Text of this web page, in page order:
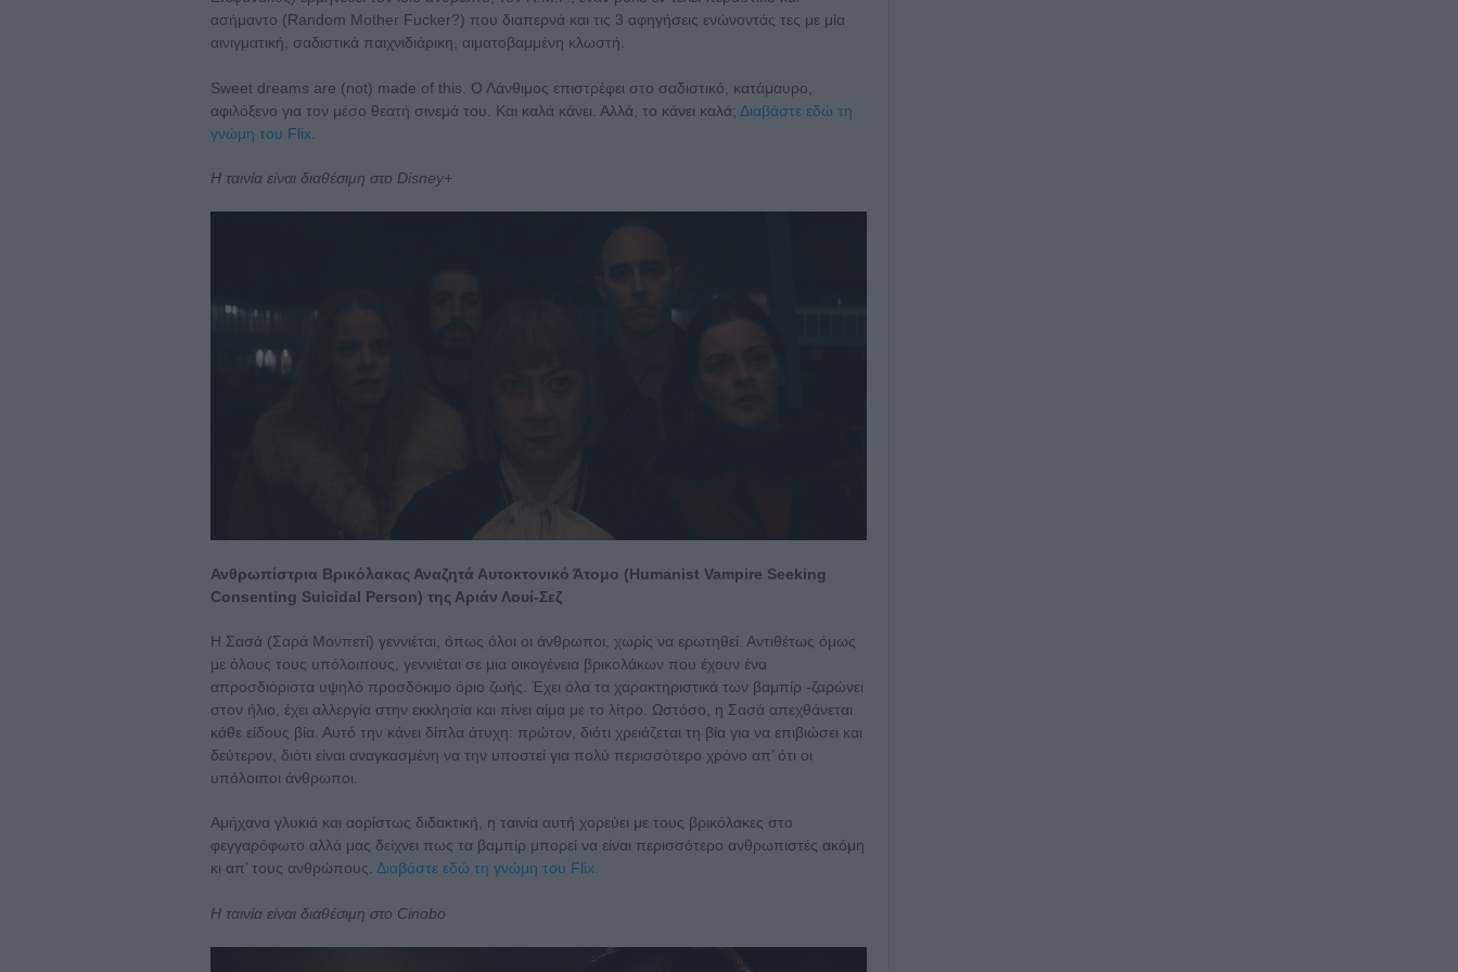
ασήμαντο (Random Mother Fucker?) που διαπερνά και τις 3 αφηγήσεις ενώνοντάς τες με μία
αινιγματική, σαδιστικά παιχνιδιάρικη, αιματοβαμμένη κλωστή.
Sweet dreams are (not) made of this. Ο Λάνθιμος επιστρέφει στο σαδιστικό, κατάμαυρο,
αφιλόξενο για τον μέσο θεατή σινεμά του. Και καλά κάνει. Αλλά, το κάνει καλά; Διαβάστε εδώ τη
γνώμη του Flix.
Η ταινία είναι διαθέσιμη στο Disney+
Ανθρωπίστρια Βρικόλακας Αναζητά Αυτοκτονικό Άτομο (Humanist Vampire Seeking
Consenting Suicidal Person) της Αριάν Λουί-Σεζ
Η Σασά (Σαρά Μονπετί) γεννιέται, όπως όλοι οι άνθρωποι, χωρίς να ερωτηθεί. Αντιθέτως όμως
με όλους τους υπόλοιπους, γεννιέται σε μια οικογένεια βρικολάκων που έχουν ένα
απροσδιόριστα υψηλό προσδόκιμο όριο ζωής. Έχει όλα τα χαρακτηριστικά των βαμπίρ -ζαρώνει
στον ήλιο, έχει αλλεργία στην εκκλησία και πίνει αίμα με το λίτρο. Ωστόσο, η Σασά απεχθάνεται
κάθε είδους βία. Αυτό την κάνει δίπλα άτυχη: πρώτον, διότι χρειάζεται τη βία για να επιβιώσει και
δεύτερον, διότι είναι αναγκασμένη να την υποστεί για πολύ περισσότερο χρόνο απ’ ότι οι
υπόλοιποι άνθρωποι.
Αμήχανα γλυκιά και αορίστως διδακτική, η ταινία αυτή χορεύει με τους βρικόλακες στο
φεγγαρόφωτο αλλά μας δείχνει πως τα βαμπίρ μπορεί να είναι περισσότερο ανθρωπιστές ακόμη
κι απ’ τους ανθρώπους. Διαβάστε εδώ τη γνώμη του Flix.
Η ταινία είναι διαθέσιμη στο Cinobo